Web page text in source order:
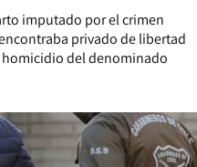
imputado por el crimen
privado de libertad
del denominado